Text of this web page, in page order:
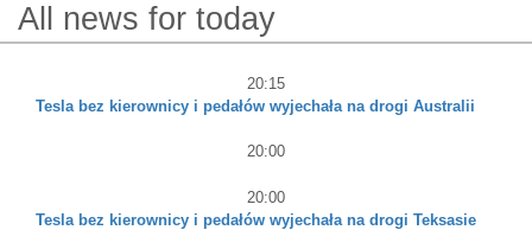
All news for today
20:15
Tesla bez kierownicy i pedałów wyjechała na drogi Australii
20:00
20:00
Tesla bez kierownicy i pedałów wyjechała na drogi Teksasie